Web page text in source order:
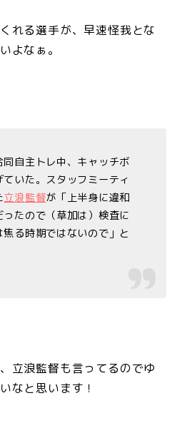
れる選手が、早速怪我とな
よなぁ。
自主トレ中、キャッチボ
いた。スタッフミーティ
立浪監督が「上半身に違和
たので（草加は）検査に
る時期ではないので」と
立浪監督も言ってるのでゆ
なと思います！